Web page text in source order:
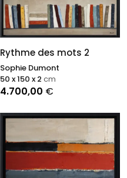
Rythme des mots 2
Sophie Dumont
4.700,00 €
50 x 150 x 2 cm